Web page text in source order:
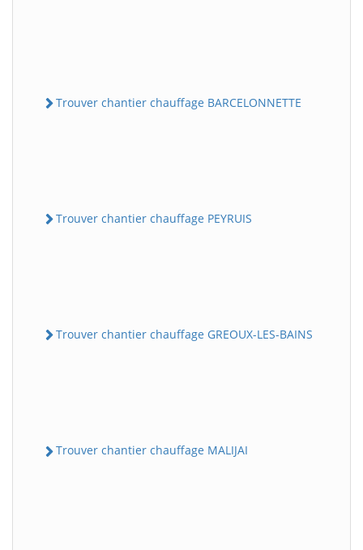
Trouver chantier chauffage BARCELONNETTE
Trouver chantier chauffage PEYRUIS
Trouver chantier chauffage GREOUX-LES-BAINS
Trouver chantier chauffage MALIJAI